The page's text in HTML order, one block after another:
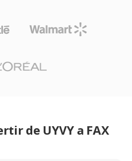
de UYVY a FAX